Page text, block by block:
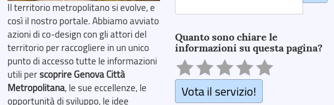
Il territorio metropolitano si evolve, e
così il nostro portale. Abbiamo avviato
azioni di co-design con gli attori del
territorio per raccogliere in un unico
punto di accesso tutte le informazioni
utili perscoprire Genova Città
Metropolitana, le sue eccellenze, le
opportunità di sviluppo, le idee
Quanto sono chiare le
informazioni su questa pagina?
Vota il servizio!